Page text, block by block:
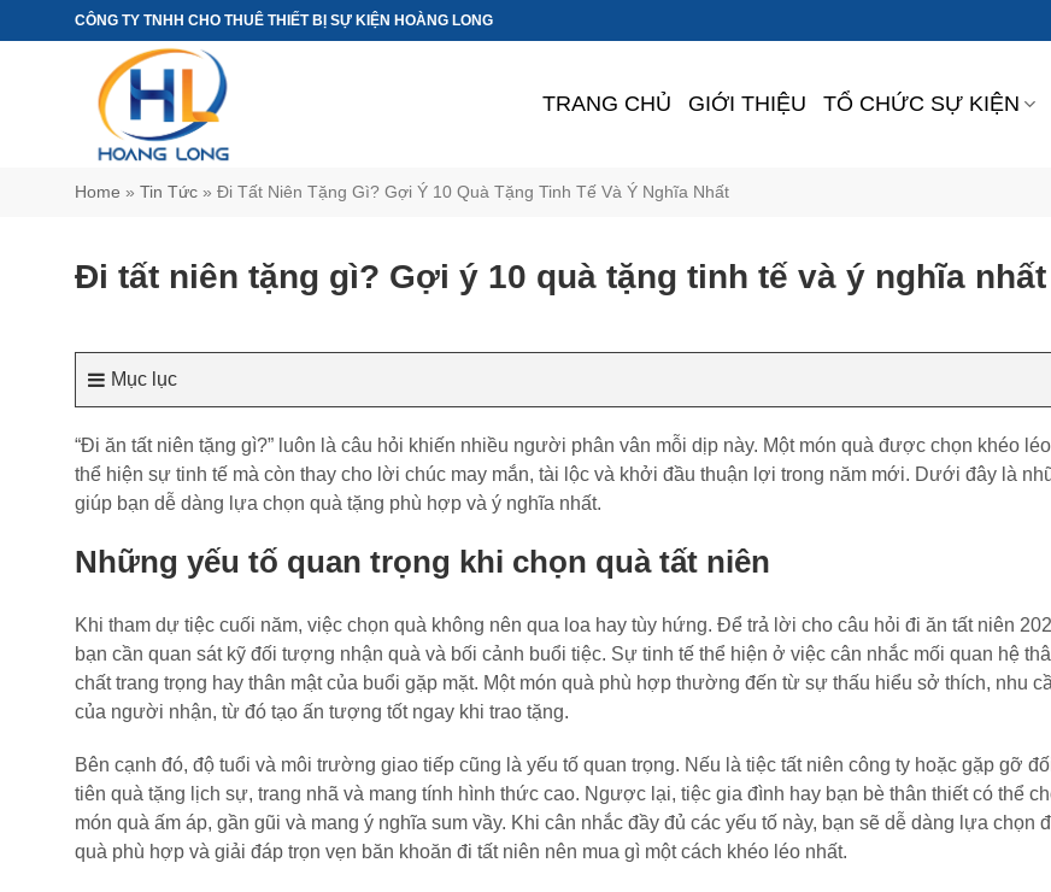
đến
CÔNG TY TNHH CHO THUÊ THIẾT BỊ SỰ KIỆN HOÀNG LONG
TRANG CHỦ GIỚI THIỆU TỔ CHỨC SỰ KIỆN
Home » Tin Tức » Đi Tất Niên Tặng Gì? Gợi Ý 10 Quà Tặng Tinh Tế Và Ý Nghĩa Nhất
Đi tất niên tặng gì? Gợi ý 10 quà tặng tinh tế và ý nghĩa nhất
Mục lục
“Đi ăn tất niên tặng gì?” luôn là câu hỏi khiến nhiều người phân vân mỗi dịp này. Một món quà được chọn khéo
thể hiện sự tinh tế mà còn thay cho lời chúc may mắn, tài lộc và khởi đầu thuận lợi trong năm mới. Dưới đây là
giúp bạn dễ dàng lựa chọn quà tặng phù hợp và ý nghĩa nhất.
Những yếu tố quan trọng khi chọn quà tất niên
Khi tham dự tiệc cuối năm, việc chọn quà không nên qua loa hay tùy hứng. Để trả lời cho câu hỏi đi ăn tất niên
bạn cần quan sát kỹ đối tượng nhận quà và bối cảnh buổi tiệc. Sự tinh tế thể hiện ở việc cân nhắc mối quan hệ
chất trang trọng hay thân mật của buổi gặp mặt. Một món quà phù hợp thường đến từ sự thấu hiểu sở thích, nhu
của người nhận, từ đó tạo ấn tượng tốt ngay khi trao tặng.
Bên cạnh đó, độ tuổi và môi trường giao tiếp cũng là yếu tố quan trọng. Nếu là tiệc tất niên công ty hoặc gặp gỡ
tiên quà tặng lịch sự, trang nhã và mang tính hình thức cao. Ngược lại, tiệc gia đình hay bạn bè thân thiết có thể
món quà ấm áp, gần gũi và mang ý nghĩa sum vầy. Khi cân nhắc đầy đủ các yếu tố này, bạn sẽ dễ dàng lựa chọn
quà phù hợp và giải đáp trọn vẹn băn khoăn đi tất niên nên mua gì một cách khéo léo nhất.